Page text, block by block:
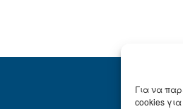
Για να
cookies